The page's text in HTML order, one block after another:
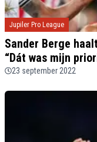
Jupiler Pro League
Sander Berge
“Dát was mijn
23 september 2022